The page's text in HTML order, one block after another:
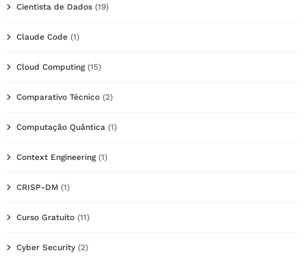
Cientista de Dados (19)
Claude Code (1)
Cloud Computing(15)
Comparativo Técnico (2)
Computação Quântica (1)
Context Engineering(1)
CRISP-DM (1)
Curso Gratuito (11)
Cyber Security (2)